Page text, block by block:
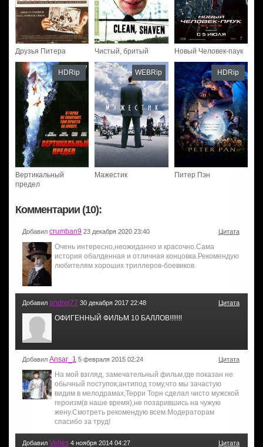
Друзья Питера Чистый, бритый Новый Человек-паук
Вертикальный
предел
HDRip
Мажестик
WEBRip
Питер Пэн
HDRip
Комментарии (10):
Добавил crumban9 23 декабря 2020 23:40 Цитата
Очень интересно,неожиданно и красочно.Сама
история обалденная и отличная концовка.Рекомендую
любителям хороших триллеров-боевиков.
Добавил andrej77 30 декабря 2017 22:48 Цитата
ОФИГЕННЫЙ ФИЛЬМ 10 БАЛЛОВ!!!!!!!
Добавил Ansar_1 5 февраля 2015 02:24 Цитата
На мой взгляд, замечательный фильм,где показан не
обычный поступок,антипод тому,что мы зачастую
видим в мелодрамах,Терри Торн сделал чисто мужской
героизм(в наше время),не позарившись на чужую
жену.Смотреть рекомендую всем.Модераторам
спасибо за труд!
Добавил Velles 4 ноября 2014 04:27 Цитата